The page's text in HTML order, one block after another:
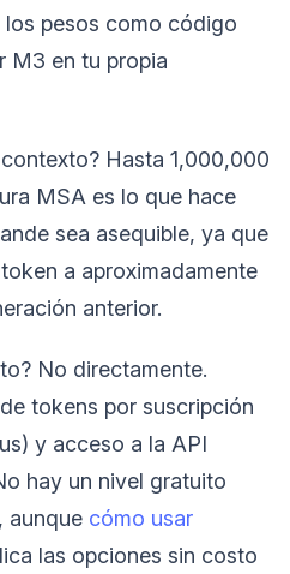
pesos como código
M3 en tu propia
Hasta 1,000,000
MSA es lo que hace
sea asequible, ya que
a aproximadamente
anterior.
No directamente.
tokens por suscripción
y acceso a la API
hay un nivel gratuito
aunque cómo usar
las opciones sin costo